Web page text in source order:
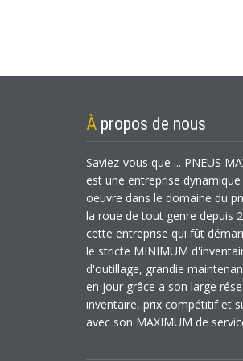
À propos de nous
Saviez-vous que ... PNEUS
est une entreprise dynamique
oeuvre dans le domaine du
la roue de tout genre depuis
cette entreprise qui fût
le stricte MINIMUM
d'outillage, grandie
en jour grâce a son large
inventaire, prix compétitif et
avec son MAXIMUM de